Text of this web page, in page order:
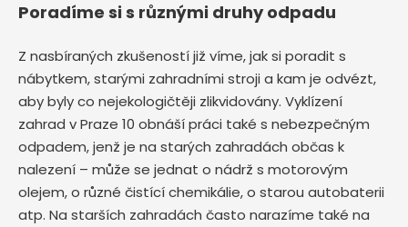
Poradíme si s různými druhy odpadu
Z nasbíraných zkušeností již víme, jak si poradit s
nábytkem, starými zahradními stroji a kam je odvézt,
aby byly co nejekologičtěji zlikvidovány. Vyklízení
zahrad v Praze 10 obnáší práci také s nebezpečným
odpadem, jenž je na starých zahradách občas k
nalezení – může se jednat o nádrž s motorovým
olejem, o různé čistící chemikálie, o starou autobaterii
atp. Na starších zahradách často narazíme také na